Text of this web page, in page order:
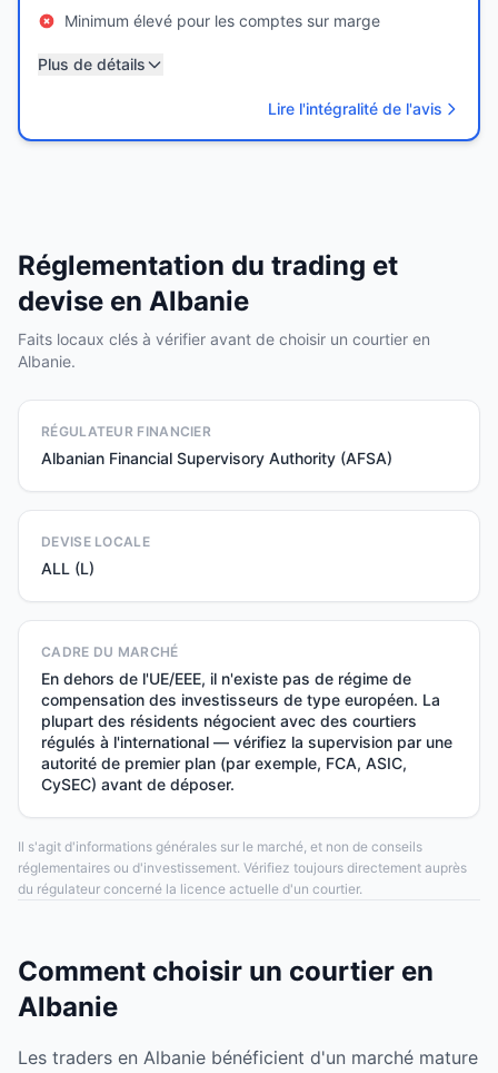
Minimum élevé pour les comptes sur marge
Plus de détails
Lire l'intégralité de l'avis
Réglementation du trading et
devise en Albanie
Faits locaux clés à vérifier avant de choisir un courtier en
Albanie.
RÉGULATEUR FINANCIER
Albanian Financial Supervisory Authority (AFSA)
DEVISE LOCALE
ALL (L)
CADRE DU MARCHÉ
En dehors de l'UE/EEE, il n'existe pas de régime de
compensation des investisseurs de type européen. La
plupart des résidents négocient avec des courtiers
régulés à l'international — vérifiez la supervision par une
autorité de premier plan (par exemple, FCA, ASIC,
CySEC) avant de déposer.
Il s'agit d'informations générales sur le marché, et non de conseils
réglementaires ou d'investissement. Vérifiez toujours directement auprès
du régulateur concerné la licence actuelle d'un courtier.
Comment choisir un courtier en
Albanie
Les traders en Albanie bénéficient d'un marché mature